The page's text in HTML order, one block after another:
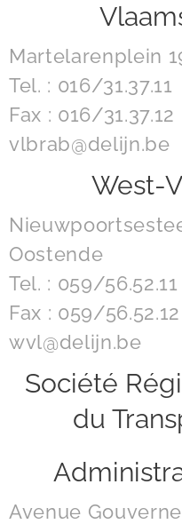
Martelarenplein
Tel. : 016/31.37.11
Fax : 016/31.37.12
vlbrab@delijn.be
West-
Oostende
Tel. : 059/56.52.11
Fax : 059/56.52.12
wvl@delijn.be
Société
du
Avenue